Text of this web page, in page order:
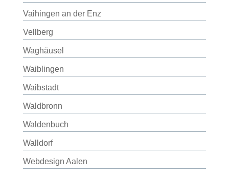
Vaihingen an der Enz
Vellberg
Waghäusel
Waiblingen
Waibstadt
Waldbronn
Waldenbuch
Walldorf
Webdesign Aalen